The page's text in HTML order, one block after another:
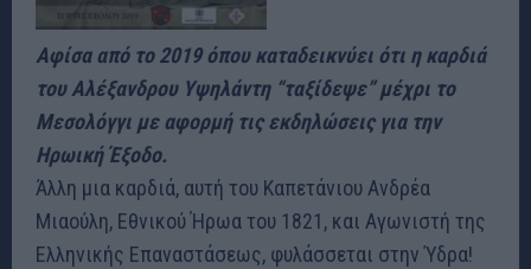
Αφίσα από το 2019 όπου καταδεικνύει ότι η καρδιά
του Αλέξανδρου Υψηλάντη “ταξίδεψε” μέχρι το
Μεσολόγγι με αφορμή τις εκδηλώσεις για την
Ηρωική Έξοδο.
Άλλη μια καρδιά, αυτή του Καπετάνιου Ανδρέα
Μιαούλη, Εθνικού Ήρωα του 1821, και Αγωνιστή της
Ελληνικής Επαναστάσεως, φυλάσσεται στην Ύδρα!